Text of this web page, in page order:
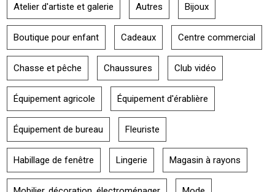
Atelier d'artiste et galerie Autres Bijoux
Boutique pour enfant Cadeaux Centre commercial
Chasse et pêche Chaussures Club vidéo
Équipement agricole Équipement d'érablière
Équipement de bureau Fleuriste
Habillage de fenêtre Lingerie Magasin à rayons